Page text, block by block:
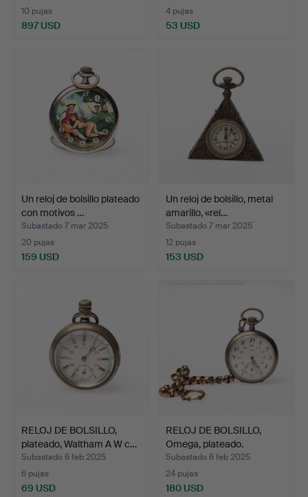
10 pujas
897 USD
4 pujas
53 USD
Un reloj de bolsillo plateado
con motivos …
Subastado 7 mar 2025
20 pujas
159 USD
Un reloj de bolsillo, metal
amarillo, «rel…
Subastado 7 mar 2025
12 pujas
153 USD
RELOJ DE BOLSILLO,
plateado, Waltham A W c…
Subastado 6 feb 2025
6 pujas
69 USD
RELOJ DE BOLSILLO,
Omega, plateado.
Subastado 6 feb 2025
24 pujas
180 USD